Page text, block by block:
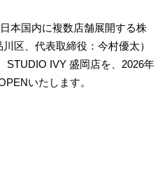
本国内に複数店舗展開する株
区、代表取締役：今村優太）
STUDIO IVY 盛岡店を、2026年
いたします。